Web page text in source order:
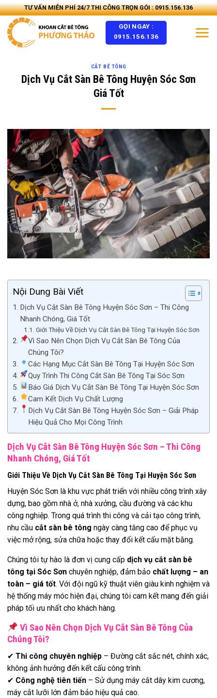
Skip
to
content
TƯ VẤN MIỄN PHÍ 24/7 THI CÔNG TRỌN GÓI : 0915.156.136
GỌI NGAY :
0915.156.136
CẮT BÊ TÔNG
Dịch Vụ Cắt Sàn Bê Tông Huyện Sóc Sơn
Giá Tốt
Nội Dung Bài Viết
Dịch Vụ Cắt Sàn Bê Tông Huyện Sóc Sơn – Thi Công
Nhanh Chóng, Giá Tốt
Giới Thiệu Về Dịch Vụ Cắt Sàn Bê Tông Tại Huyện Sóc Sơn
Vì Sao Nên Chọn Dịch Vụ Cắt Sàn Bê Tông Của
Chúng Tôi?
Các Hạng Mục Cắt Sàn Bê Tông Tại Huyện Sóc Sơn
Quy Trình Thi Công Cắt Sàn Bê Tông Tại Sóc Sơn
Báo Giá Dịch Vụ Cắt Sàn Bê Tông Tại Huyện Sóc Sơn
Cam Kết Dịch Vụ Chất Lượng
Dịch Vụ Cắt Sàn Bê Tông Huyện Sóc Sơn – Giải Pháp
Hiệu Quả Cho Mọi Công Trình
Dịch Vụ Cắt Sàn Bê Tông Huyện Sóc Sơn – Thi Công
Nhanh Chóng, Giá Tốt
Giới Thiệu Về Dịch Vụ Cắt Sàn Bê Tông Tại Huyện Sóc Sơn
Huyện Sóc Sơn là khu vực phát triển với nhiều công trình xây
dựng, bao gồm nhà ở, nhà xưởng, cầu đường và các khu
công nghiệp. Trong quá trình thi công và cải tạo công trình,
nhu cầu cắt sàn bê tông ngày càng tăng cao để phục vụ
việc mở rộng, sửa chữa hoặc thay đổi kết cấu mặt bằng.
Chúng tôi tự hào là đơn vị cung cấp dịch vụ cắt sàn bê
tông tại Sóc Sơn chuyên nghiệp, đảm bảo chất lượng – an
toàn – giá tốt. Với đội ngũ kỹ thuật viên giàu kinh nghiệm và
hệ thống máy móc hiện đại, chúng tôi cam kết mang đến giải
pháp tối ưu nhất cho khách hàng.
Vì Sao Nên Chọn Dịch Vụ Cắt Sàn Bê Tông Của
Chúng Tôi?
✔ Thi công chuyên nghiệp – Đường cắt sắc nét, chính xác,
không ảnh hưởng đến kết cấu công trình.
✔ Công nghệ tiên tiến – Sử dụng máy cắt dây kim cương,
máy cắt lưỡi lớn đảm bảo hiệu quả cao.